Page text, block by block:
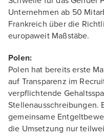
Unternehmen ab 50
Frankreich über die
europaweit Maßstäbe.
Polen:
Polen hat bereits erste
auf Transparenz im
verpflichtende
Stellenausschreibungen.
gemeinsame
die Umsetzung nur